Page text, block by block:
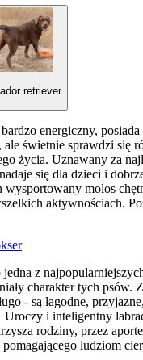
retriever
energiczny,
, ale świetnie sprawdzi się
życia. Uznawany za
się dla dzieci i
wysportowany molos
aktywnościach.
z
charakter tych psów.
- są łagodne,
i inteligentny
rodziny, przez
pomagającego ludziom